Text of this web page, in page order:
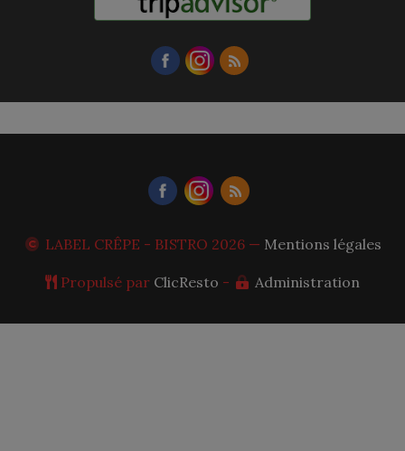
LABEL CRÊPE - BISTRO 2026 — Mentions légales
Propulsé par ClicResto - Administration